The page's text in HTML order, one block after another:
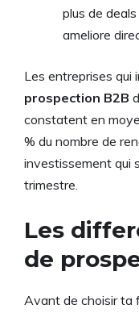
plus de
ameliore
Les entreprises qui
prospection B2B
constatent en
% du nombre de
investissement qui
trimestre.
Les
de
Avant de choisir ta